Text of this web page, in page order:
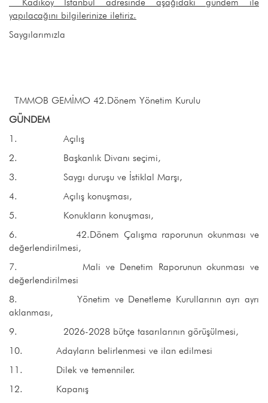
yapılacağını bilgilerinize iletiriz.
Saygılarımızla
TMMOB GEMİMO 42.Dönem Yönetim Kurulu
GÜNDEM
1. Açılış
2. Başkanlık Divanı seçimi,
3. Saygı duruşu ve İstiklal Marşı,
4. Açılış konuşması,
5. Konukların konuşması,
6. 42.Dönem Çalışma raporunun okunması ve
değerlendirilmesi,
7. Mali ve Denetim Raporunun okunması ve
değerlendirilmesi
8. Yönetim ve Denetleme Kurullarının ayrı ayrı
aklanması,
9. 2026-2028 bütçe tasarılarının görüşülmesi,
10. Adayların belirlenmesi ve ilan edilmesi
11. Dilek ve temenniler.
12. Kapanış